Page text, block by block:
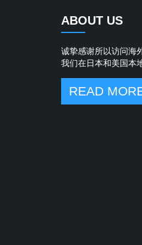
ABOUT US
诚挚感谢所以访问海
我们在日本和美国本
READ